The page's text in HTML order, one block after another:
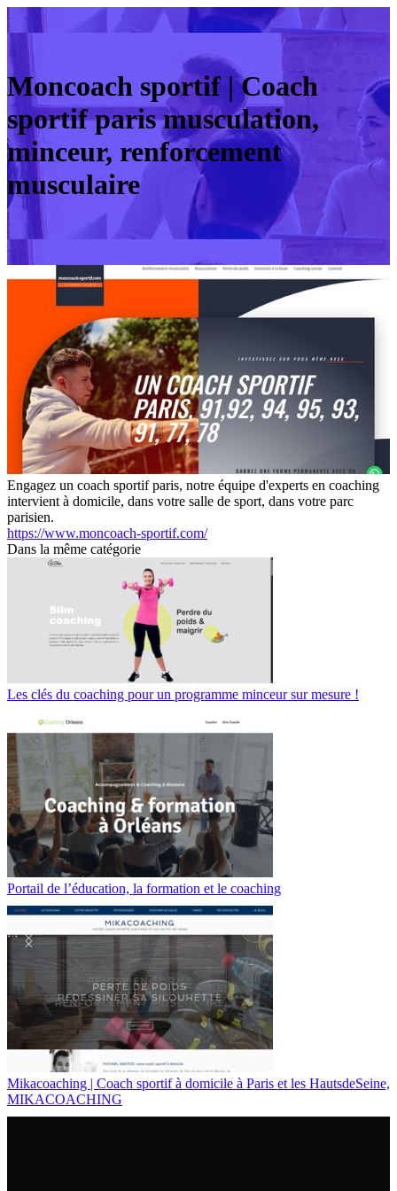
Moncoach sportif | Coach
sportif paris musculation,
minceur, renfor­ce­ment
musculaire
Engagez un coach sportif paris, notre équipe d'experts en coaching
intervient à domicile, dans votre salle de sport, dans votre parc
parisien.
https://www.moncoach-sportif.com/
Dans la même catégorie
Les clés du coaching pour un programme minceur sur mesure !
Portail de l’éducation, la formation et le coaching
Mikacoa­ching | Coach sportif à domicile à Paris et les HautsdeSeine,
MIKACOACHING